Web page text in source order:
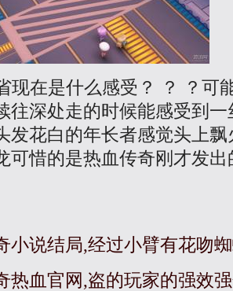
在是什么感受？ ？ ？可
往深处走的时候能感受到
发花白的年长者感觉头上
可惜的是热血传奇刚才发
小说结局,经过小臂有花吻
热血官网,盗的玩家的强效